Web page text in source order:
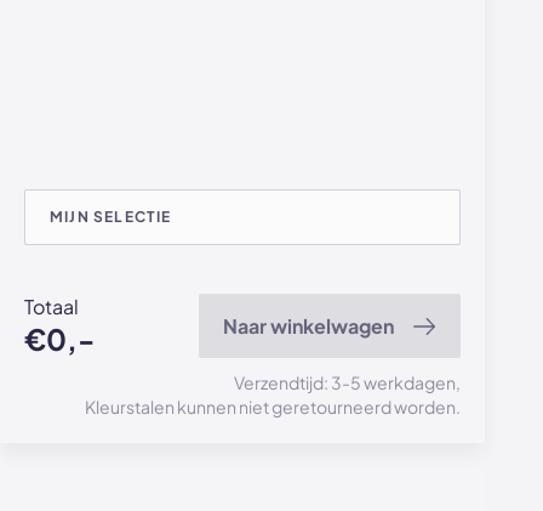
MIJN SELECTIE
Totaal
€0,- Naar winkelwagen
Verzendtijd: 3-5 werkdagen,
Kleurstalen kunnen niet geretourneerd worden.